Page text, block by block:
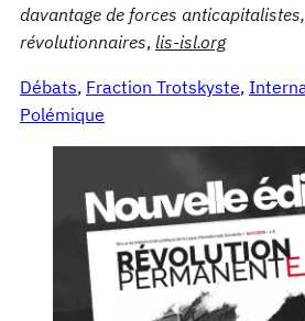
davantage de forces
révolutionnaires, lis-isl.org
Débats, Fraction Trotskyste,
Polémique